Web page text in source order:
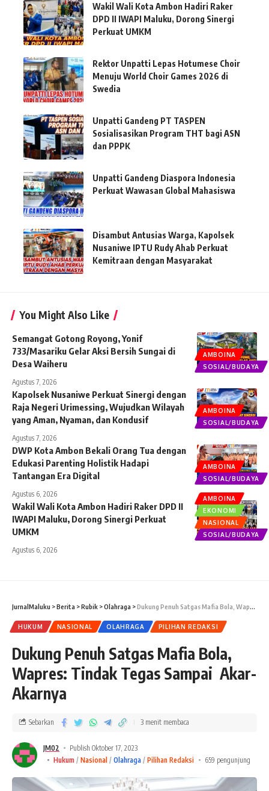
Wakil Wali Kota Ambon Hadiri Raker
DPD II IWAPI Maluku, Dorong Sinergi
Perkuat UMKM
Rektor Unpatti Lepas Hotumese Choir
Menuju World Choir Games 2026 di
Swedia
Unpatti Gandeng PT TASPEN
Sosialisasikan Program THT bagi ASN
dan PPPK
Unpatti Gandeng Diaspora Indonesia
Perkuat Wawasan Global Mahasiswa
Disambut Antusias Warga, Kapolsek
Nusaniwe IPTU Rudy Ahab Perkuat
Kemitraan dengan Masyarakat
You Might Also Like
AMBOINA
SOSIAL/BUDAYA
Semangat Gotong Royong, Yonif
733/Masariku Gelar Aksi Bersih Sungai di
Desa Waiheru
Agustus 7, 2026
AMBOINA
SOSIAL/BUDAYA
Kapolsek Nusaniwe Perkuat Sinergi dengan
Raja Negeri Urimessing, Wujudkan Wilayah
yang Aman, Nyaman, dan Kondusif
Agustus 7, 2026
AMBOINA
SOSIAL/BUDAYA
DWP Kota Ambon Bekali Orang Tua dengan
Edukasi Parenting Holistik Hadapi
Tantangan Era Digital
Agustus 6, 2026
AMBOINA
EKONOMI
NASIONAL
SOSIAL/BUDAYA
Wakil Wali Kota Ambon Hadiri Raker DPD II
IWAPI Maluku, Dorong Sinergi Perkuat
UMKM
Agustus 6, 2026
JurnalMaluku >Berita >Rubik >Olahraga >Dukung Penuh Satgas Mafia Bola, Wapres: Tindak Tegas Sampai Akar-Akarnya
HUKUM NASIONAL OLAHRAGA PILIHAN REDAKSI
Dukung Penuh Satgas Mafia Bola,
Wapres: Tindak Tegas Sampai Akar-
Akarnya
JM02
Publish Oktober 17, 2023
Hukum
Nasional Olahraga Pilihan Redaksi 659 pengunjung
Sebarkan 3 menit membaca